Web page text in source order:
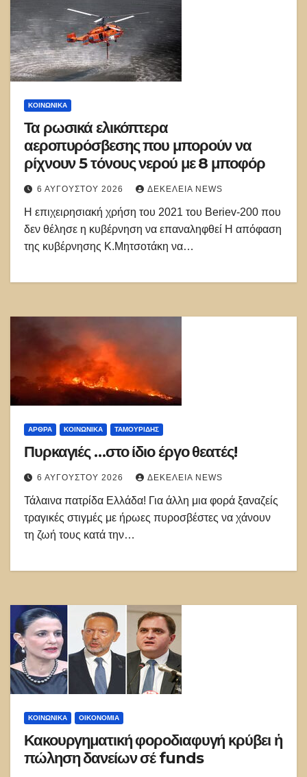
ΚΟΙΝΩΝΙΚΑ
Τα ρωσικά ελικόπτερα
αεροπυρόσβεσης που μπορούν να
ρίχνουν 5 τόνους νερού με 8 μποφόρ
6 ΑΥΓΟΎΣΤΟΥ 2026 ΔΕΚΈΛΕΙΑ NEWS
Η επιχειρησιακή χρήση του 2021 του Beriev-200 που
δεν θέλησε η κυβέρνηση να επαναληφθεί Η απόφαση
της κυβέρνησης Κ.Μητσοτάκη να…
ΑΡΘΡΑ ΚΟΙΝΩΝΙΚΑ ΤΑΜΟΥΡΊΔΗΣ
Πυρκαγιές …στο ίδιο έργο θεατές!
6 ΑΥΓΟΎΣΤΟΥ 2026 ΔΕΚΈΛΕΙΑ NEWS
Τάλαινα πατρίδα Ελλάδα! Για άλλη μια φορά ξαναζείς
τραγικές στιγμές με ήρωες πυροσβέστες να χάνουν
τη ζωή τους κατά την…
ΚΟΙΝΩΝΙΚΑ ΟΙΚΟΝΟΜΙΑ
Κακουργηματική φοροδιαφυγή κρύβει ἡ
πώληση δανείων σέ funds